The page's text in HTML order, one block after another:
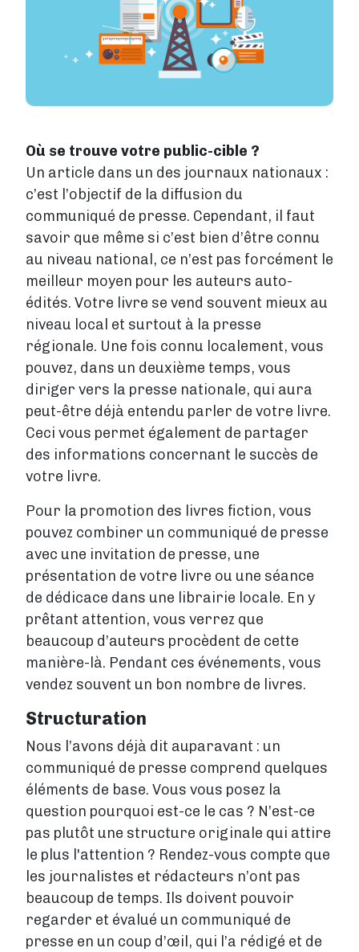
Où se trouve votre public-cible ?
Un article dans un des journaux nationaux :
c’est l’objectif de la diffusion du
communiqué de presse. Cependant, il faut
savoir que même si c’est bien d’être connu
au niveau national, ce n’est pas forcément le
meilleur moyen pour les auteurs auto-
édités. Votre livre se vend souvent mieux au
niveau local et surtout à la presse
régionale. Une fois connu localement, vous
pouvez, dans un deuxième temps, vous
diriger vers la presse nationale, qui aura
peut-être déjà entendu parler de votre livre.
Ceci vous permet également de partager
des informations concernant le succès de
votre livre.
Pour la promotion des livres fiction, vous
pouvez combiner un communiqué de presse
avec une invitation de presse, une
présentation de votre livre ou une séance
de dédicace dans une librairie locale. En y
prêtant attention, vous verrez que
beaucoup d’auteurs procèdent de cette
manière-là. Pendant ces événements, vous
vendez souvent un bon nombre de livres.
Structuration
Nous l’avons déjà dit auparavant : un
communiqué de presse comprend quelques
éléments de base. Vous vous posez la
question pourquoi est-ce le cas ? N’est-ce
pas plutôt une structure originale qui attire
le plus l'attention ? Rendez-vous compte que
les journalistes et rédacteurs n’ont pas
beaucoup de temps. Ils doivent pouvoir
regarder et évalué un communiqué de
presse en un coup d’œil, qui l’a rédigé et de